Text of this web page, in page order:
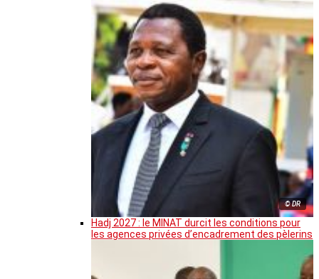
© DR
Hadj 2027 : le MINAT durcit les conditions pour
les agences privées d’encadrement des pèlerins